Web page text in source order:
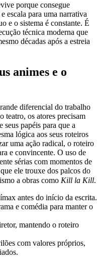
porque consegue
escala para uma narrativa
e o sistema é constante. É
técnica moderna que
décadas após a estreia
animes e o
diferencial do trabalho
teatro, os atores precisam
seus papéis para que a
lógica aos seus roteiros
uma ação radical, o roteiro
e convincente. O uso de
sérias com momentos de
ele trouxe dos palcos do
a obras como Kill la Kill.
antes do início da escrita.
e comédia para manter o
mantendo o roteiro
com valores próprios,